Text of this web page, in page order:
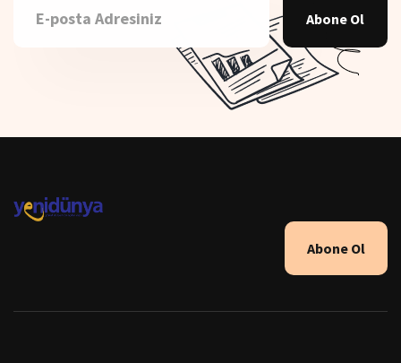
Abone Ol
Abone Ol